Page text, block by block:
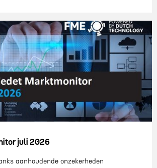
juli 2026
aanhoudende onzekerheden